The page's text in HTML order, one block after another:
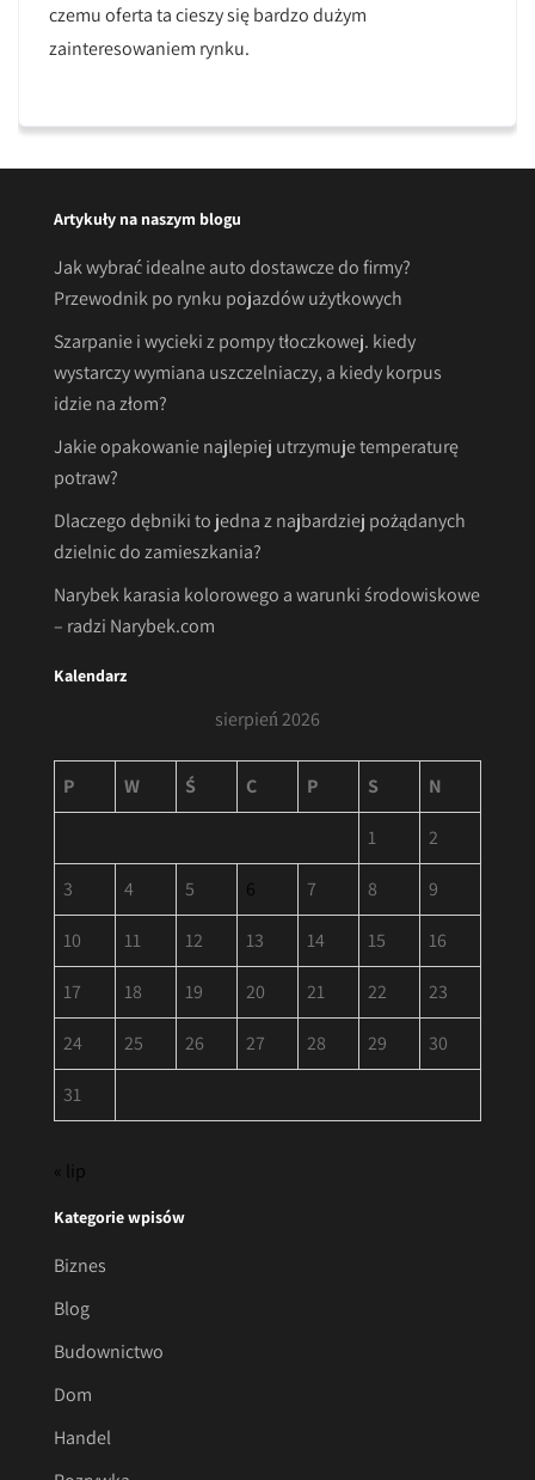
czemu oferta ta cieszy się bardzo dużym
zainteresowaniem rynku.
Artykuły na naszym blogu
Jak wybrać idealne auto dostawcze do firmy?
Przewodnik po rynku pojazdów użytkowych
Szarpanie i wycieki z pompy tłoczkowej. kiedy
wystarczy wymiana uszczelniaczy, a kiedy korpus
idzie na złom?
Jakie opakowanie najlepiej utrzymuje temperaturę
potraw?
Dlaczego dębniki to jedna z najbardziej pożądanych
dzielnic do zamieszkania?
Narybek karasia kolorowego a warunki środowiskowe
– radzi Narybek.com
Kalendarz
sierpień 2026
P W Ś C P S N
1 2
3 4 5 6 7 8 9
10 11 12 13 14 15 16
17 18 19 20 21 22 23
24 25 26 27 28 29 30
31
« lip
Kategorie wpisów
Biznes
Blog
Budownictwo
Dom
Handel